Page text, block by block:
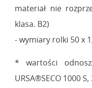
materiał nie
klasa. B2)
- wymiary rolki 50 x
* wartości
URSA®SECO 1000